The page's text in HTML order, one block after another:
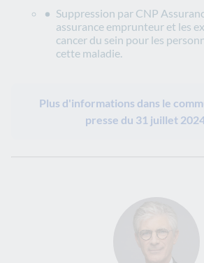
Suppression par CNP
assurance emprunteur et les
cancer du sein pour les
cette maladie.
Plus d'informations dans le
presse du 31 juillet